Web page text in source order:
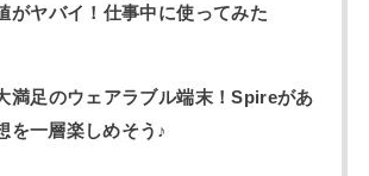
がヤバイ！仕事中に使ってみた
満足のウェアラブル端末！Spireがあ
を一層楽しめそう♪